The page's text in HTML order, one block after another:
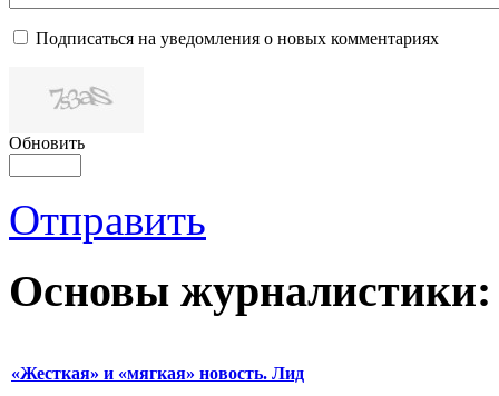
Подписаться на уведомления о новых комментариях
Обновить
Отправить
Основы журналистики:
«Жесткая» и «мягкая» новость. Лид